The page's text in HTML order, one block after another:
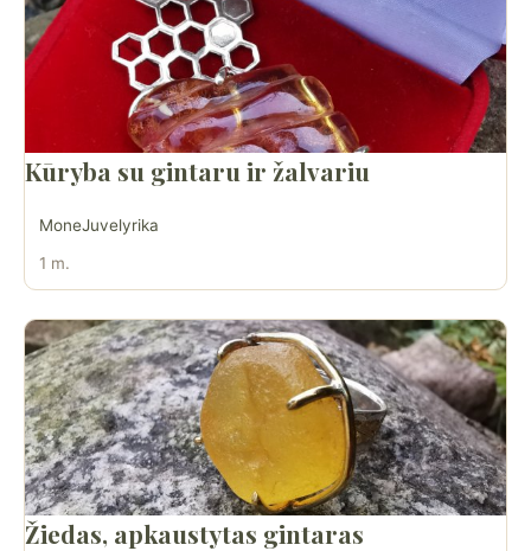
Kūryba su gintaru ir žalvariu
MoneJuvelyrika
1 m.
Žiedas, apkaustytas gintaras